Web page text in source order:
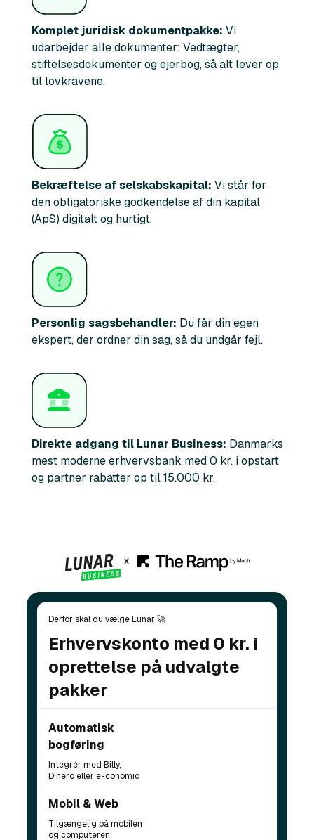
Komplet juridisk dokumentpakke:Vi
udarbejder alle dokumenter: Vedtægter,
stiftelsesdokumenter og ejerbog, så alt lever op
til lovkravene.
Bekræftelse af selskabskapital:Vi står for
den obligatoriske godkendelse af din kapital
(ApS) digitalt og hurtigt.
Personlig sagsbehandler: Du får din egen
ekspert, der ordner din sag, så du undgår fejl.
Direkte adgang til Lunar Business: Danmarks
mest moderne erhvervsbank med 0 kr. i opstart
og partner rabatter op til 15.000 kr.
Derfor skal du vælge Lunar 🚀
Erhvervskonto med 0 kr. i
oprettelse på udvalgte
pakker
Automatisk
bogføring
Integrér med Billy,
Dinero eller e-conomic
Mobil & Web
Tilgængelig på mobilen
og computeren